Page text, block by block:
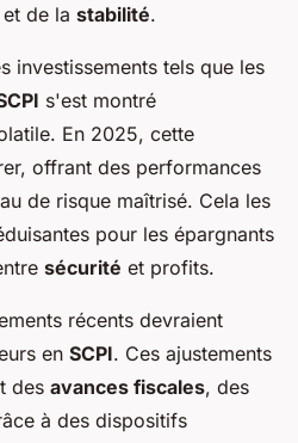
et de la stabilité.
investissements tels que les
s'est montré
En 2025, cette
offrant des performances
de risque maîtrisé. Cela les
pour les épargnants
sécurité et profits.
récents devraient
en SCPI. Ces ajustements
des avances fiscales, des
à des dispositifs